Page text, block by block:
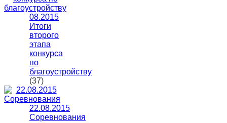
08.2015
Итоги
второго
этапа
конкурса
по
благоустройству
(37)
22.08.2015
Соревнования